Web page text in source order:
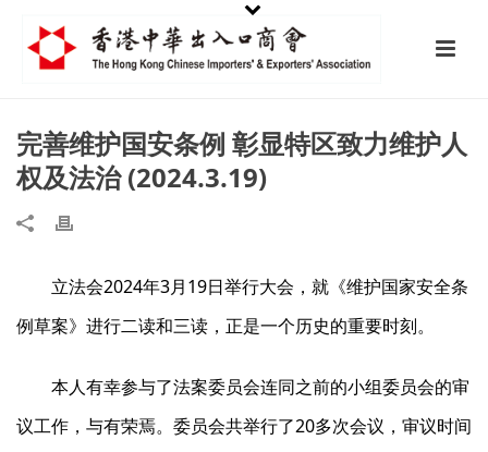
完善维护国安条例 彰显特区致力维护人
权及法治 (2024.3.19)
立法会2024年3月19日举行大会，就《维护国家安全条
例草案》进行二读和三读，正是一个历史的重要时刻。
本人有幸参与了法案委员会连同之前的小组委员会的审
议工作，与有荣焉。委员会共举行了20多次会议，审议时间